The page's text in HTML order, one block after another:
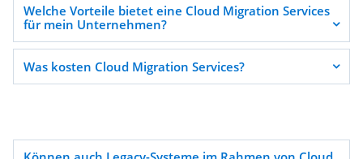
Welche Vorteile bietet eine Cloud Migration Services
für mein Unternehmen?
Was kosten Cloud Migration Services?